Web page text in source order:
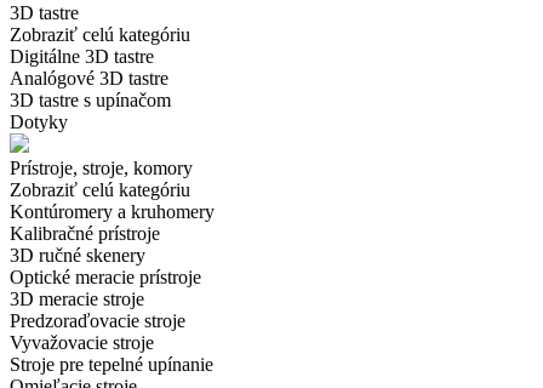
3D tastre
Zobraziť celú kategóriu
Digitálne 3D tastre
Analógové 3D tastre
3D tastre s upínačom
Dotyky
Prístroje, stroje, komory
Zobraziť celú kategóriu
Kontúromery a kruhomery
Kalibračné prístroje
3D ručné skenery
Optické meracie prístroje
3D meracie stroje
Predzoraďovacie stroje
Vyvažovacie stroje
Stroje pre tepelné upínanie